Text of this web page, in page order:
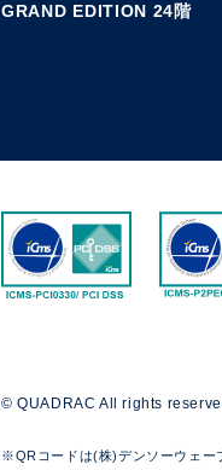
GRAND EDITION 24階
© QUADRAC All rights
※QRコードは(株)デンソーウェー